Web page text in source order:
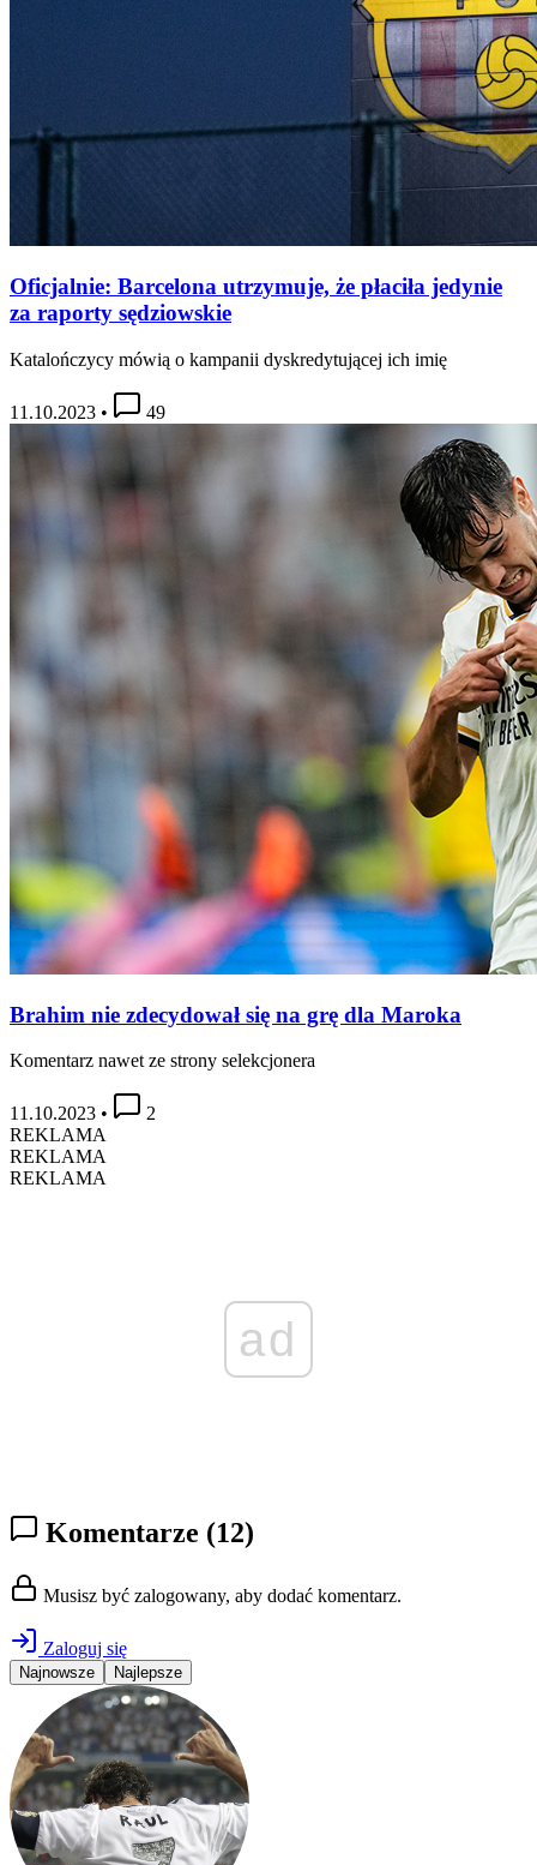
Oficjalnie: Barcelona utrzymuje, że płaciła jedynie
za raporty sędziowskie
Katalończycy mówią o kampanii dyskredytującej ich imię
11.10.2023 • 49
Brahim nie zdecydował się na grę dla Maroka
Komentarz nawet ze strony selekcjonera
11.10.2023 •
2
REKLAMA
REKLAMA
REKLAMA
ad
Komentarze (12)
Musisz być zalogowany, aby dodać komentarz.
Zaloguj się
Najnowsze Najlepsze